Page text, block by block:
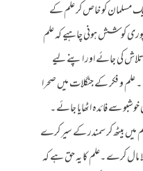
مسلمان کو خاص کر علم کے
پوری کوشش ہونی چاہیے کہ علم
کی جائے اور اپنے لیے
و فکر کے جنگلات میں صحرا
سے فائدہ اٹھایا جائے ۔
بیٹھ کر سمندر کے سیر کرے
مال کرے ۔علم کا یہ حق ہے کہ